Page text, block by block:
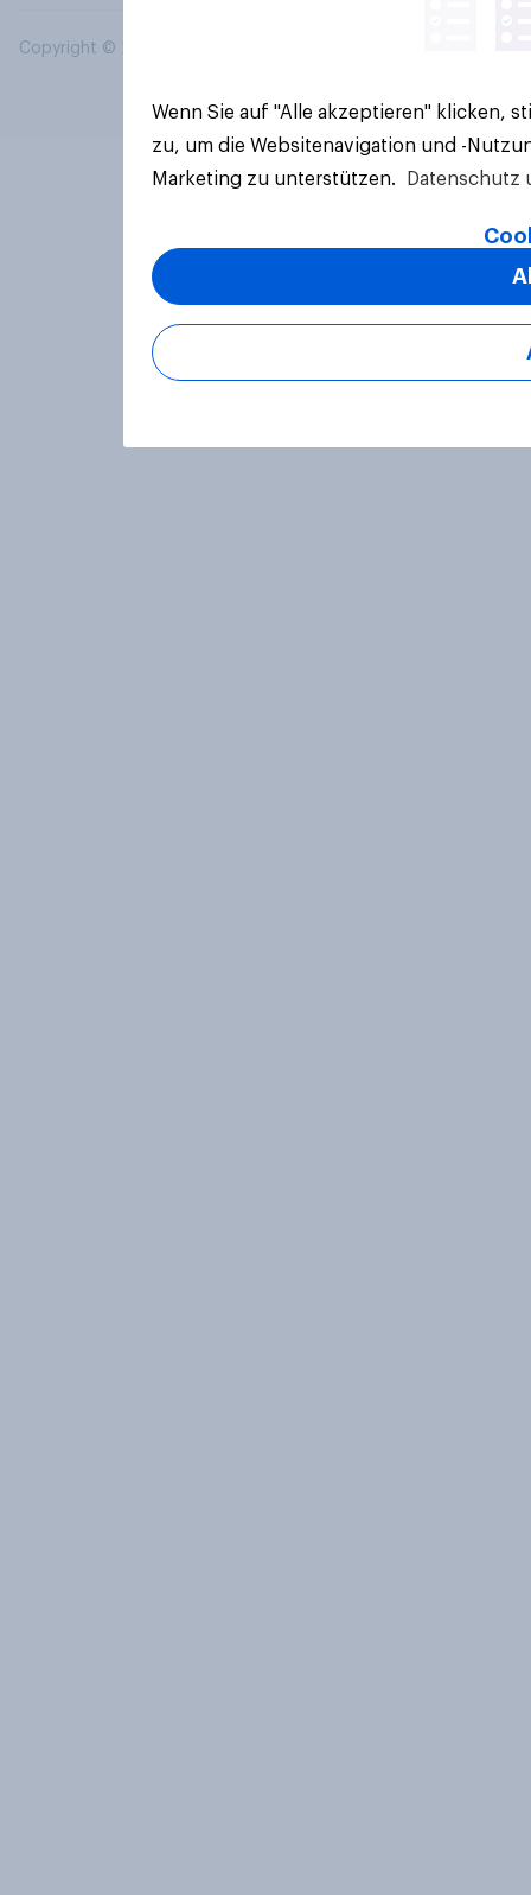
Copyright © 2026 YouGov PLC. Alle Rechte vorbehalten.
Wenn Sie auf "Alle akzeptieren" klicken,
zu, um die Websitenavigation und -
Marketing zu unterstützen.
Datenschutz